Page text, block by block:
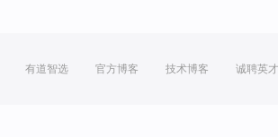
有道智选 官方博客 技术博客 诚聘英才